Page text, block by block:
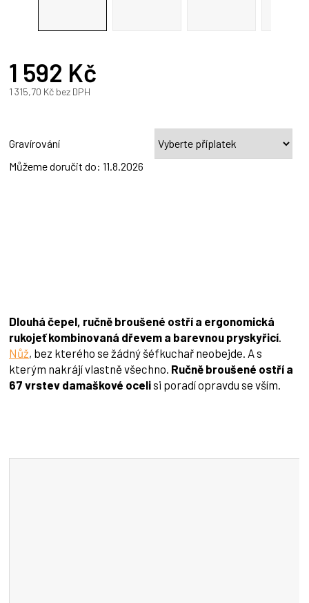
1 592 Kč
1 315,70 Kč bez DPH
Gravírování
Můžeme doručit do: 11.8.2026
Dlouhá čepel, ručně broušené ostří a ergonomická
rukojeť kombinovaná dřevem a barevnou pryskyřicí
Nůž, bez kterého se žádný šéfkuchař neobejde. A s
kterým nakrájí vlastně všechno. Ručně broušené ostří a
67 vrstev damaškové ocelisi poradí opravdu se vším.